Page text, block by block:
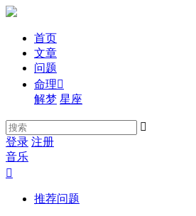
首页
文章
问题
命理
解梦 星座

登录 注册
音乐

推荐问题